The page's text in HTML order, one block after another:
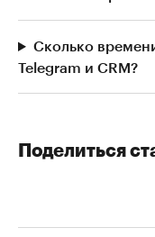
Сколько
Telegram и CRM?
Поделиться